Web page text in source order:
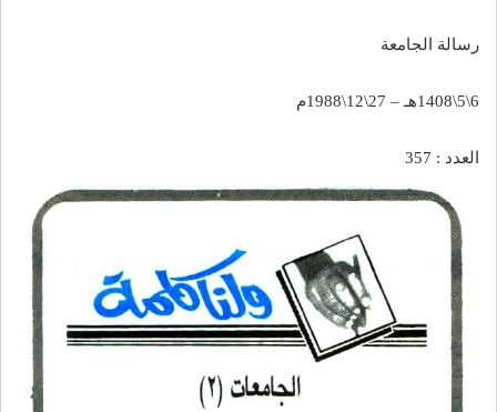
رسالة الجامعة
6\5\1408هـ – 27\12\1988م
العدد : 357